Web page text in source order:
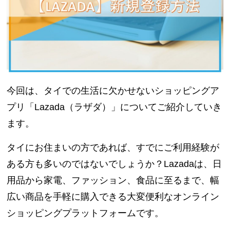
今回は、タイでの生活に欠かせないショッピングア
プリ「Lazada（ラザダ）」についてご紹介していき
ます。
タイにお住まいの方であれば、すでにご利用経験が
ある方も多いのではないでしょうか？Lazadaは、日
用品から家電、ファッション、食品に至るまで、幅
広い商品を手軽に購入できる大変便利なオンライン
ショッピングプラットフォームです。